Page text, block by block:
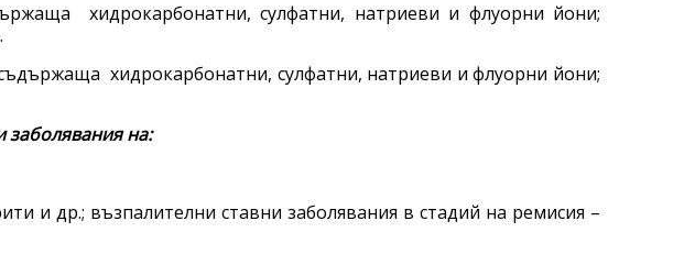
хидрокарбонатни, сулфатни, натриеви и флуорни йони;
хидрокарбонатни, сулфатни, натриеви и флуорни йони;
заболявания на:
и др.; възпалителни ставни заболявания в стадий на ремисия –